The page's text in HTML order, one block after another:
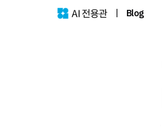
| Blog